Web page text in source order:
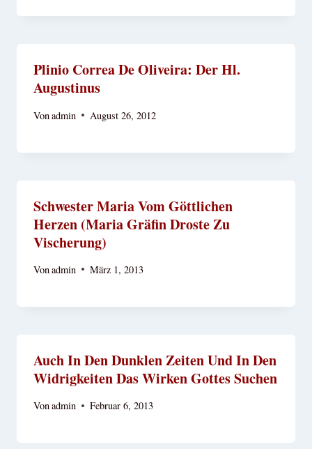
Plinio Correa De Oliveira: Der Hl.
Augustinus
Vonadmin August 26, 2012
Schwester Maria Vom Göttlichen
Herzen (Maria Gräfin Droste Zu
Vischerung)
Vonadmin März 1, 2013
Auch In Den Dunklen Zeiten Und In Den
Widrigkeiten Das Wirken Gottes Suchen
Vonadmin Februar 6, 2013